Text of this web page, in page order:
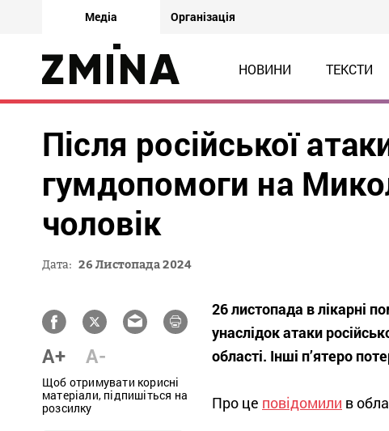
Медіа Організація
НОВИНИ ТЕКСТИ
Після російської
гумдопомоги на
чоловік
Дата: 26 Листопада 2024
A+ A-
Щоб отримувати корисні
матеріали, підпишіться на
розсилку
26 листопада в лікарні
унаслідок атаки
області. Інші п’ятеро
Про це повідомили в